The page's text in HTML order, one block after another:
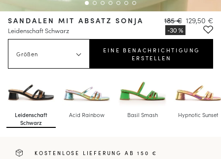
SANDALEN MIT ABSATZ SONJA
Leidenschaft Schwarz
185 € 129,50 €
Größen
EINE BENACHRICHTIGUNG
ERSTELLEN
Leidenschaft
Schwarz
Acid Rainbow Basil Smash Hypnotic Sunset
KOSTENLOSE LIEFERUNG AB 150 €